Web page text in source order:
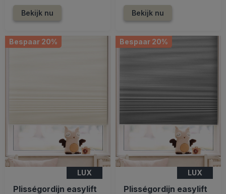
Bekijk nu Bekijk nu
Bespaar 20%
LUX
Plisségordijn easylift
Bespaar 20%
LUX
Plisségordijn easylift